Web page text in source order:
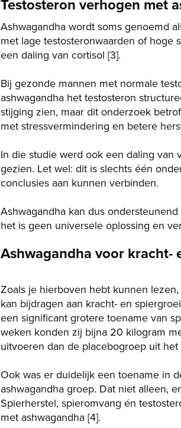
Testosteron verhogen met
Ashwagandha wordt soms genoemd
met lage testosteronwaarden of hoge
een daling van cortisol [3].
Bij gezonde mannen met normale
ashwagandha het testosteron
stijging zien, maar dit onderzoek
met stressvermindering en betere
In die studie werd ook een daling van
gezien. Let wel: dit is slechts één
conclusies aan kunnen verbinden.
Ashwagandha kan dus
het is geen universele oplossing en
Ashwagandha voor kracht-
Zoals je hierboven hebt kunnen
kan bijdragen aan kracht- en
een significant grotere toename van
weken konden zij bijna 20 kilogram
uitvoeren dan de placebogroep uit het
Ook was er duidelijk een toename in
ashwagandha groep. Dat niet alleen,
Spierherstel, spieromvang én
met ashwagandha [4].